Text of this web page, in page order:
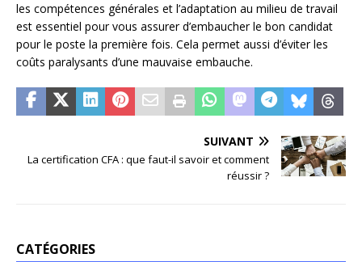
les compétences générales et l’adaptation au milieu de travail
est essentiel pour vous assurer d’embaucher le bon candidat
pour le poste la première fois. Cela permet aussi d’éviter les
coûts paralysants d’une mauvaise embauche.
SUIVANT
La certification CFA : que faut-il savoir et comment
réussir ?
CATÉGORIES